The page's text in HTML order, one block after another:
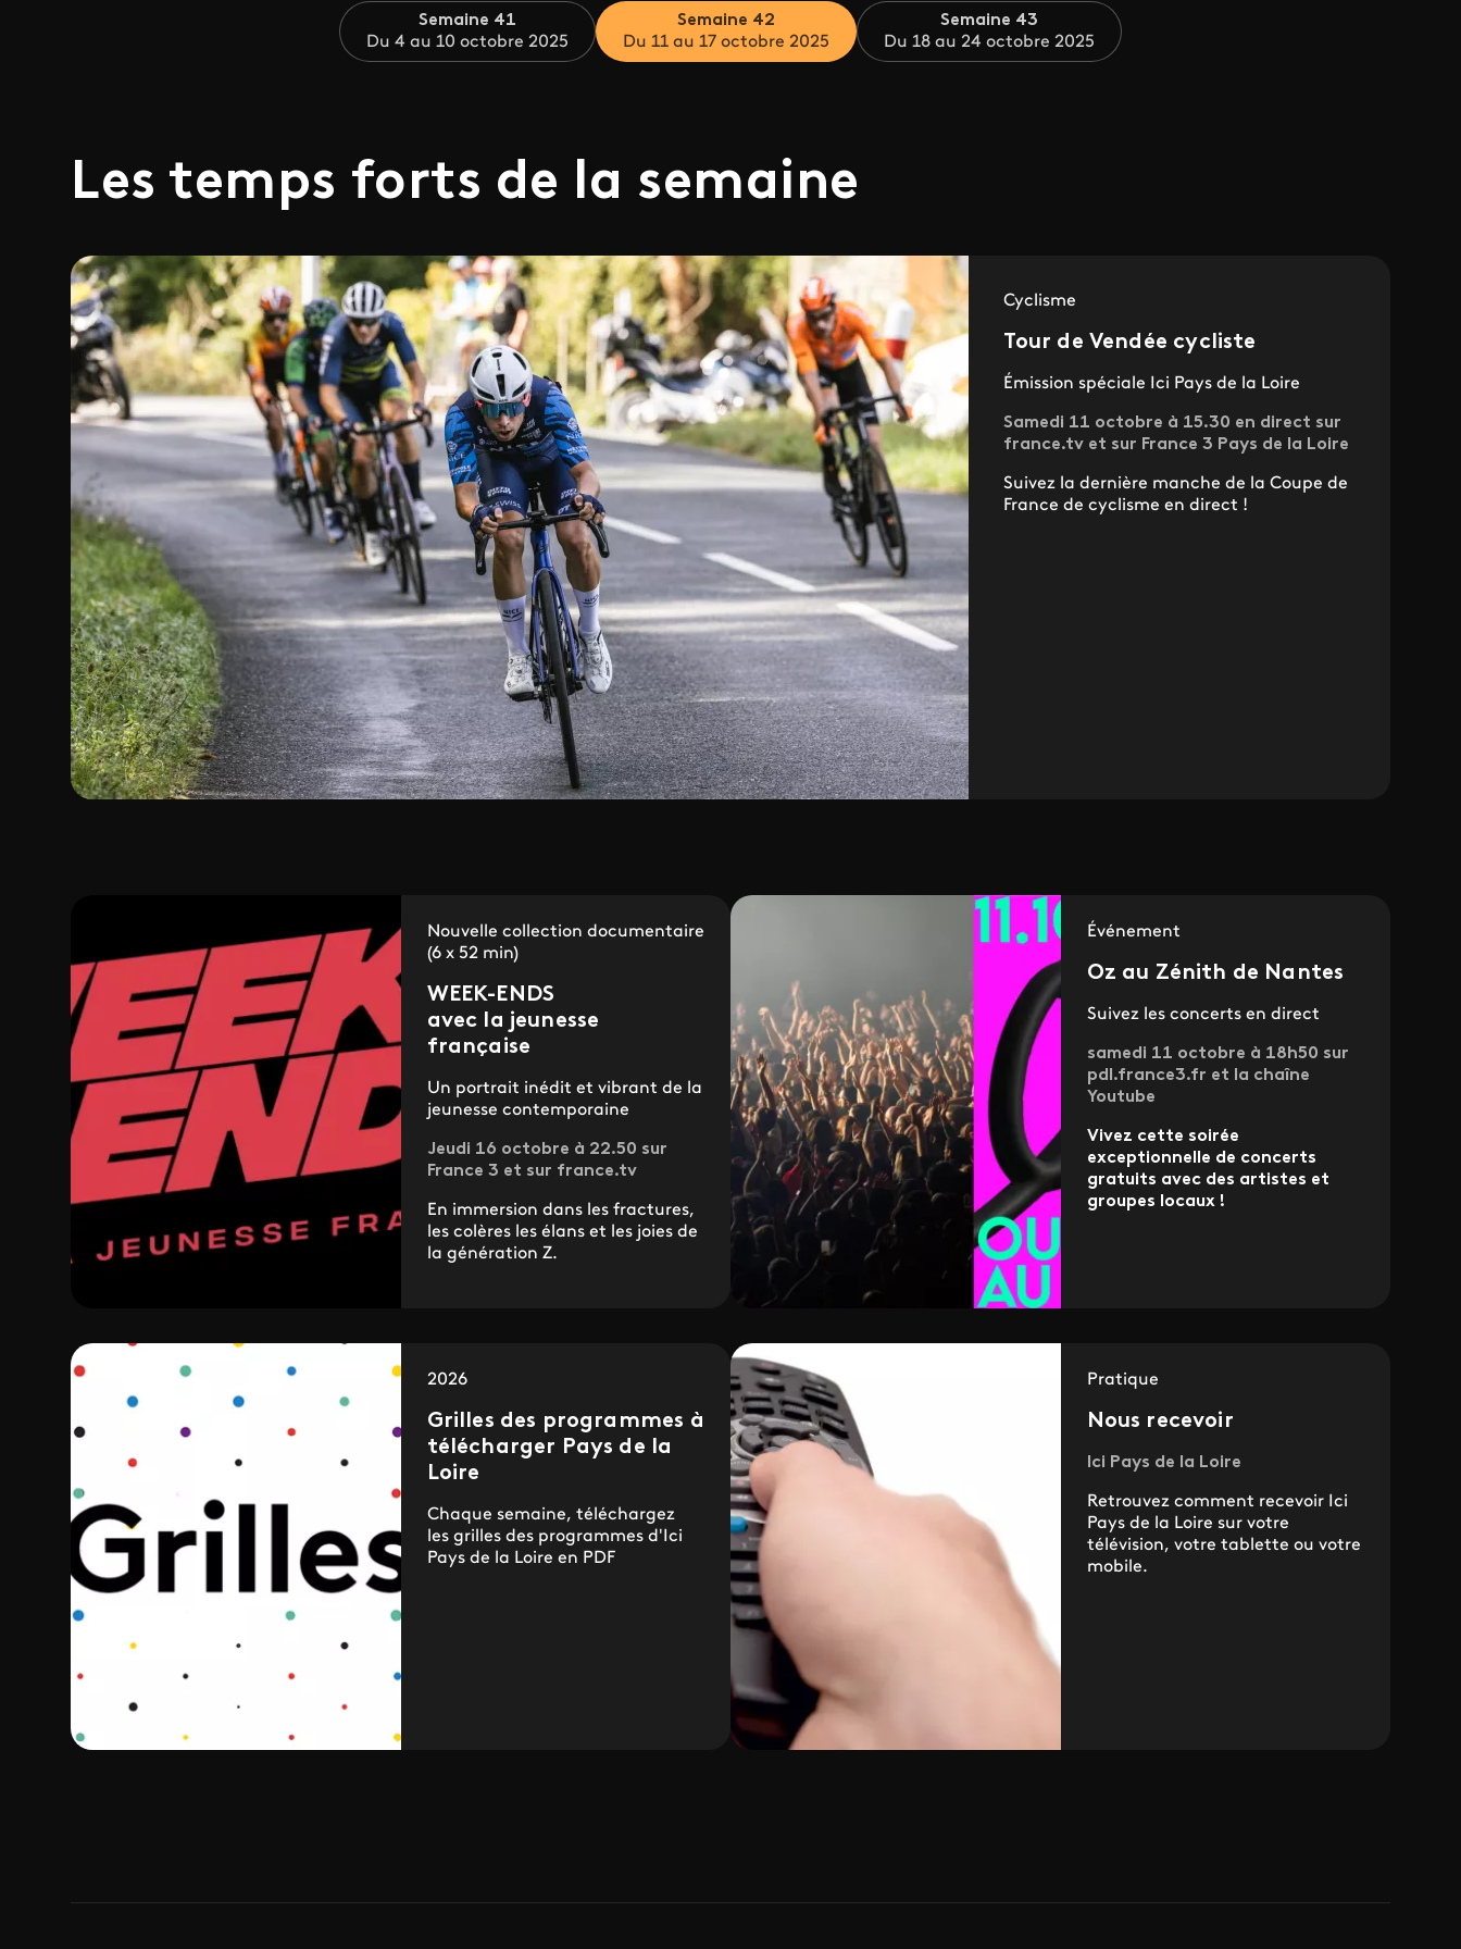
Semaine 41
Du 4 au 10 octobre 2025
Semaine 42
Du 11 au 17 octobre 2025
Semaine 43
Du 18 au 24 octobre 2025
Les temps forts de la semaine
Cyclisme
Tour de Vendée cycliste
Émission spéciale Ici Pays de la Loire
Samedi 11 octobre à 15.30 en direct sur
france.tv et sur France 3 Pays de la Loire
Suivez la dernière manche de la Coupe de
France de cyclisme en direct !
Nouvelle collection documentaire
(6 x 52 min)
WEEK-ENDS
avec la jeunesse
française
Un portrait inédit et vibrant de la
jeunesse contemporaine
Jeudi 16 octobre à 22.50 sur
France 3 et sur france.tv
En immersion dans les fractures,
les colères les élans et les joies de
la génération Z.
Événement
Oz au Zénith de Nantes
Suivez les concerts en direct
samedi 11 octobre à 18h50 sur
pdl.france3.fr et la chaîne
Youtube
Vivez cette soirée
exceptionnelle de concerts
gratuits avec des artistes et
groupes locaux !
2026
Grilles des programmes à
télécharger Pays de la
Loire
Chaque semaine, téléchargez
les grilles des programmes d'Ici
Pays de la Loire en PDF
Pratique
Nous recevoir
Ici Pays de la Loire
Retrouvez comment recevoir Ici
Pays de la Loire sur votre
télévision, votre tablette ou votre
mobile.